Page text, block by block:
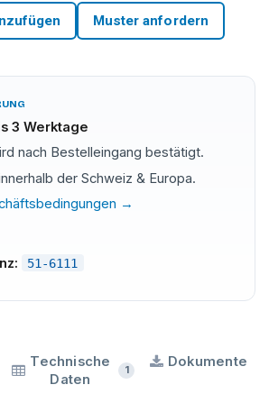
Muster anfordern
3 Werktage
nach Bestelleingang bestätigt.
der Schweiz & Europa.
→
51-6111
Technische
Daten
1
Dokumente